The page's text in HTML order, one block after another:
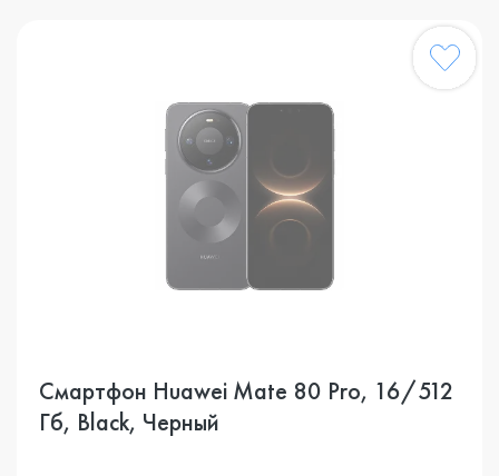
Смартфон Huawei Mate 80 Pro, 16/512
Гб, Black, Черный